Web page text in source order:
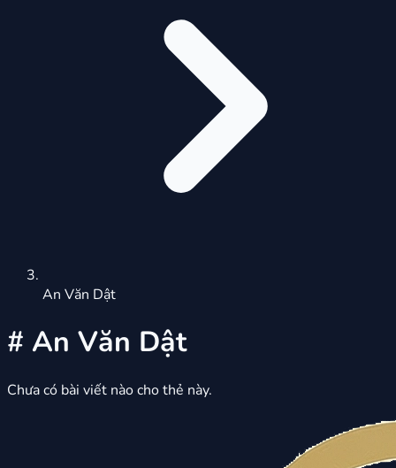
An Văn Dật
# An Văn Dật
Chưa có bài viết nào cho thẻ này.